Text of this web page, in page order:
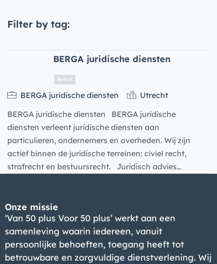
Filter by tag:
BERGA juridische diensten
Bedrijf
BERGA juridische diensten
Utrecht
BERGA juridische diensten BERGA juridische
diensten verleent juridische diensten aan
particulieren, ondernemers en overheden. Wij zijn
actief binnen de juridische terreinen: civiel recht,
strafrecht en bestuursrecht. Juridisch advies…
Onze missie
‘Van 50 plus Voor 50 plus’ werkt aan een
samenleving waarin iedereen, vanuit
persoonlijke behoeften, toegang heeft tot
betrouwbare en zorgvuldige dienstverlening. Wij